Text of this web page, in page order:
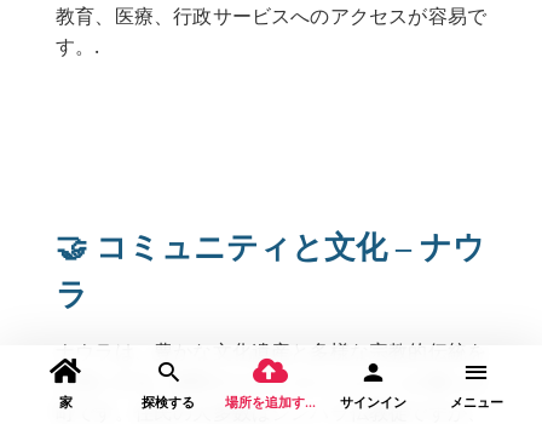
教育、医療、行政サービスへのアクセスが容易で
す。.
🤝 コミュニティと文化 – ナウ
ラ
ナウラは、豊かな文化遺産と多様な宗教的伝統を
大切にする、調和のとれたコミュニティが暮らす
町です。住民の大多数はシンハラ仏教徒ですが、
家 探検する 場所を追加する サインイン メニュー